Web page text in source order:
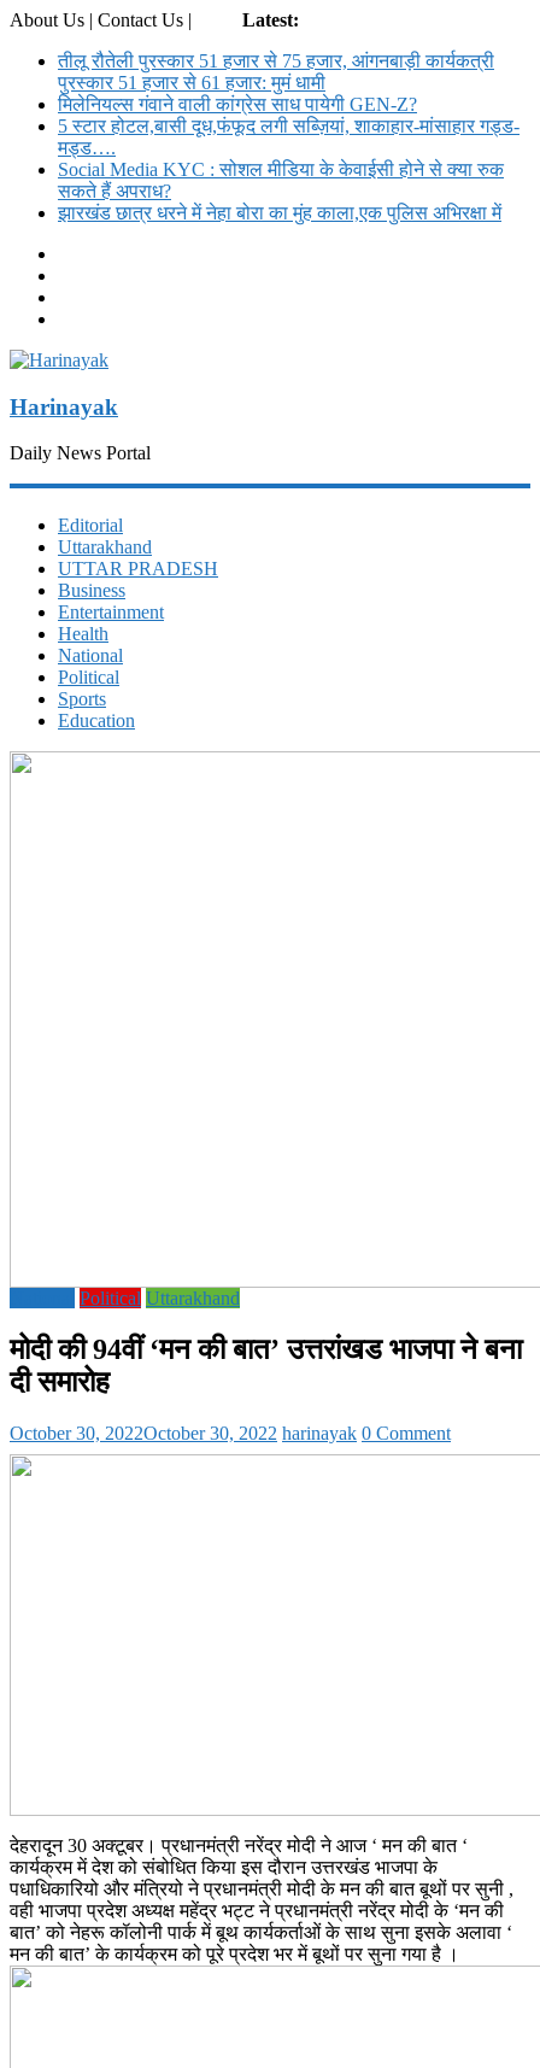
About Us | Contact Us |
Latest:
तीलू रौतेली पुरस्कार 51 हजार से 75 हजार, आंगनबाड़ी कार्यकत्री
पुरस्कार 51 हजार से 61 हजार: मुमं धामी
मिलेनियल्स गंवाने वाली कांग्रेस साध पायेगी GEN-Z?
5 स्टार होटल,बासी दूध,फंफूद लगी सब्ज़ियां, शाकाहार-मांसाहार गड्ड-
मड्ड….
Social Media KYC : सोशल मीडिया के केवाईसी होने से क्या रुक
सकते हैं अपराध?
झारखंड छात्र धरने में नेहा बोरा का मुंह काला,एक पुलिस अभिरक्षा में
Harinayak
Daily News Portal
Editorial
Uttarakhand
UTTAR PRADESH
Business
Entertainment
Health
National
Political
Sports
Education
Political Uttarakhand
मोदी की 94वीं ‘मन की बात’ उत्तरांखड भाजपा ने बना
दी समारोह
October 30, 2022October 30, 2022 harinayak 0 Comment
देहरादून 30 अक्टूबर। प्रधानमंत्री नरेंद्र मोदी ने आज ‘ मन की बात ‘
कार्यक्रम में देश को संबोधित किया इस दौरान उत्तरखंड भाजपा के
पधाधिकारियो और मंत्रियो ने प्रधानमंत्री मोदी के मन की बात बूथों पर सुनी ,
वही भाजपा प्रदेश अध्यक्ष महेंद्र भट्ट ने प्रधानमंत्री नरेंद्र मोदी के ‘मन की
बात’ को नेहरू कॉलोनी पार्क में बूथ कार्यकर्ताओं के साथ सुना इसके अलावा ‘
मन की बात’ के कार्यक्रम को पूरे प्रदेश भर में बूथों पर सुना गया है ।